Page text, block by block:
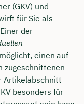
(GKV) und
für Sie als
der
einen auf
zugeschnittenen
Artikelabschnitt
besonders für